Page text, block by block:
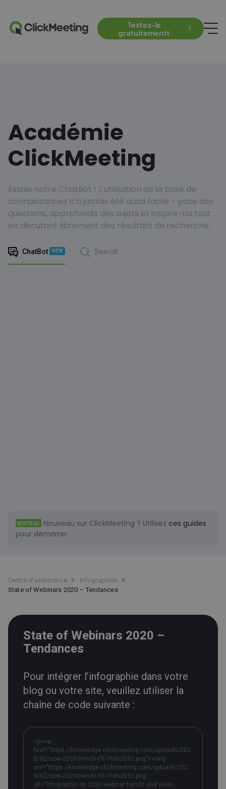
Testez-le
gratuitementt
Académie
ClickMeeting
Essaie notre ChatBot ! L’utilisation de la base de
connaissances n’a jamais été aussi facile - pose des
questions, approfondis des sujets et inspire-toi tout
en discutant librement des résultats de recherche.
ChatBot NEW Search
NOUVEAU Nouveau sur ClickMeeting ? Utilisez ces guides
pour démarrer.
Centre d’assistance
Infographies
State of Webinars 2020 – Tendances
State of Webinars 2020 –
Tendances
Pour intégrer l’infographie dans votre
blog ou votre site, veuillez utiliser la
chaîne de code suivante :
<p><a
href="https://knowledge.clickmeeting.com/uploads/202
0/02/sow-2020-trends-FR-768x2592.png"><img
src="https://knowledge.clickmeeting.com/uploads/202
0/02/sow-2020-trends-FR-768x2592.png"
alt="Infographic on 2020 webinar trends and video